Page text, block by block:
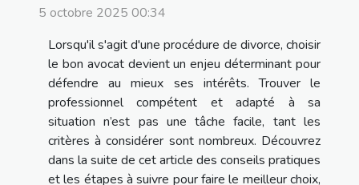
5 octobre 2025 00:34
Lorsqu'il s'agit d'une procédure de divorce, choisir
le bon avocat devient un enjeu déterminant pour
défendre au mieux ses intérêts. Trouver le
professionnel compétent et adapté à sa
situation n’est pas une tâche facile, tant les
critères à considérer sont nombreux. Découvrez
dans la suite de cet article des conseils pratiques
et les étapes à suivre pour faire le meilleur choix,